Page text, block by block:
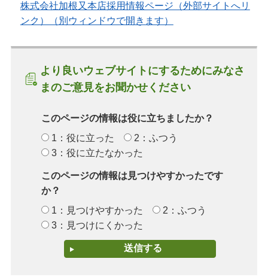
株式会社加根又本店採用情報ページ（外部サイトへリ
ンク）（別ウィンドウで開きます）
より良いウェブサイトにするためにみなさ
まのご意見をお聞かせください
このページの情報は役に立ちましたか？
1：役に立った
2：ふつう
3：役に立たなかった
このページの情報は見つけやすかったです
か？
1：見つけやすかった
2：ふつう
3：見つけにくかった